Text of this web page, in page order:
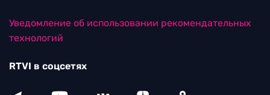
Уведомление об использовании рекомендательных
технологий
RTVI в соцсетях